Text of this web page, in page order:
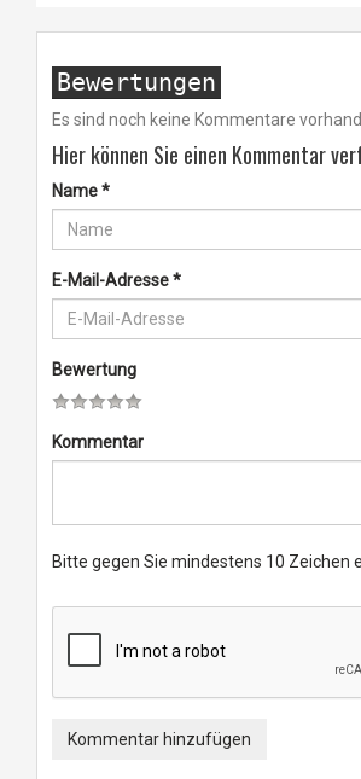
Bewertungen
Es sind noch keine Kommentare
Hier können Sie einen Kommentar
Name*
E-Mail-Adresse*
Bewertung
Kommentar
Bitte gegen Sie mindestens 10 Zeichen
Kommentar hinzufügen